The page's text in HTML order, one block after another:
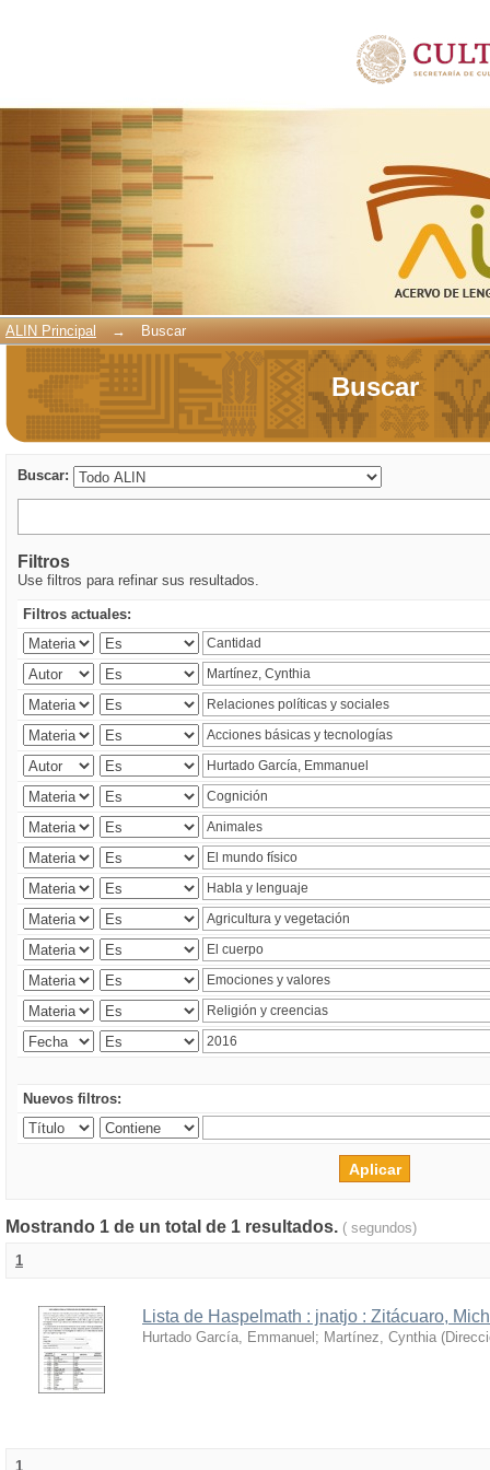
ALIN Principal → Buscar
Buscar
Buscar:
Filtros
Use filtros para refinar sus resultados.
Filtros actuales:
Nuevos filtros:
Mostrando 1 de un total de 1 resultados. ( segundos)
1
Lista de Haspelmath : jnatjo : Zitácuaro,
Hurtado García, Emmanuel ; Martínez, Cynthia (
1